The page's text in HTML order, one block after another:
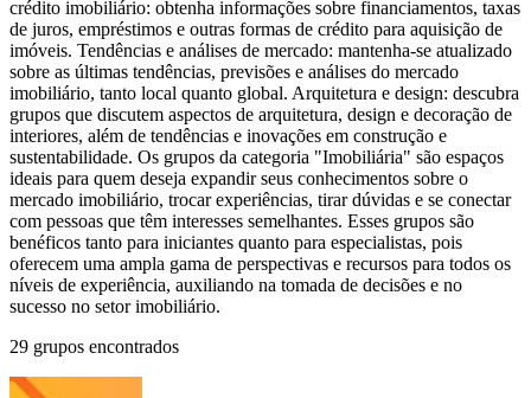
crédito imobiliário: obtenha informações sobre financiamentos, taxas
de juros, empréstimos e outras formas de crédito para aquisição de
imóveis. Tendências e análises de mercado: mantenha-se atualizado
sobre as últimas tendências, previsões e análises do mercado
imobiliário, tanto local quanto global. Arquitetura e design: descubra
grupos que discutem aspectos de arquitetura, design e decoração de
interiores, além de tendências e inovações em construção e
sustentabilidade. Os grupos da categoria "Imobiliária" são espaços
ideais para quem deseja expandir seus conhecimentos sobre o
mercado imobiliário, trocar experiências, tirar dúvidas e se conectar
com pessoas que têm interesses semelhantes. Esses grupos são
benéficos tanto para iniciantes quanto para especialistas, pois
oferecem uma ampla gama de perspectivas e recursos para todos os
níveis de experiência, auxiliando na tomada de decisões e no
sucesso no setor imobiliário.
29 grupos encontrados